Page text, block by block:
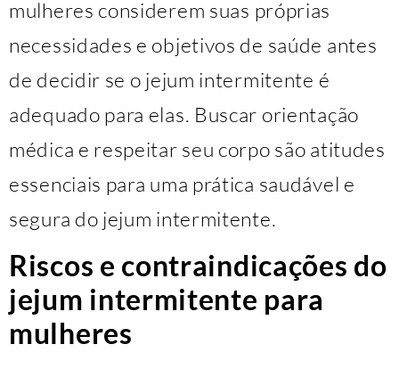
mulheres considerem suas próprias
necessidades e objetivos de saúde antes
de decidir se o jejum intermitente é
adequado para elas. Buscar orientação
médica e respeitar seu corpo são atitudes
essenciais para uma prática saudável e
segura do jejum intermitente.
Riscos e contraindicações do
jejum intermitente para
mulheres